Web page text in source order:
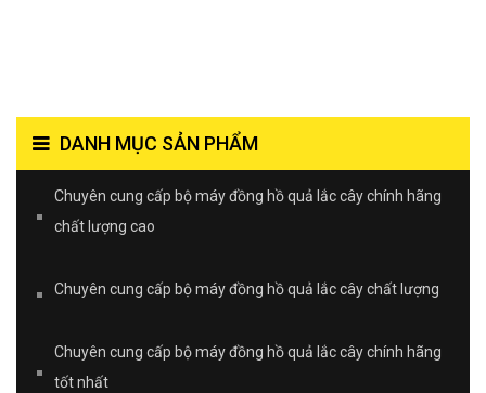
DANH MỤC SẢN PHẨM
Chuyên cung cấp bộ máy đồng hồ quả lắc cây chính hãng
chất lượng cao
Chuyên cung cấp bộ máy đồng hồ quả lắc cây chất lượng
Chuyên cung cấp bộ máy đồng hồ quả lắc cây chính hãng
tốt nhất